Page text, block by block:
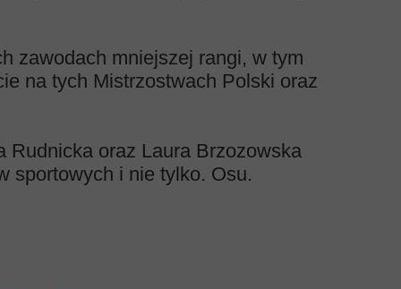
zawodach mniejszej rangi, w tym
na tych Mistrzostwach Polski oraz
Rudnicka oraz Laura Brzozowska
sportowych i nie tylko. Osu.